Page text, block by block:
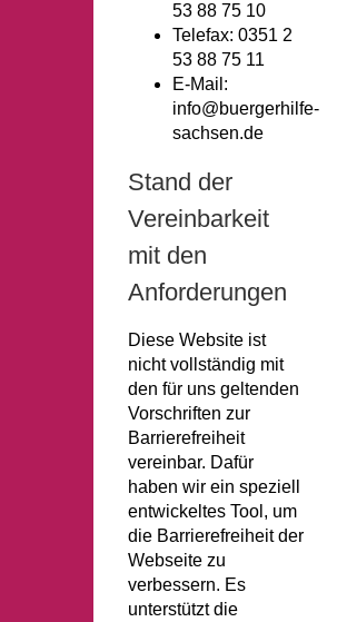
53 88 75 10
Telefax: 0351 2
53 88 75 11
E-Mail:
info@buergerhilfe-
sachsen.de
Stand der
Vereinbarkeit
mit den
Anforderungen
Diese Website ist
nicht vollständig mit
den für uns geltenden
Vorschriften zur
Barrierefreiheit
vereinbar. Dafür
haben wir ein speziell
entwickeltes Tool, um
die Barrierefreiheit der
Webseite zu
verbessern. Es
unterstützt die